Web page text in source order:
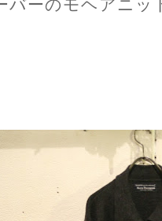
バーのモヘアニッ